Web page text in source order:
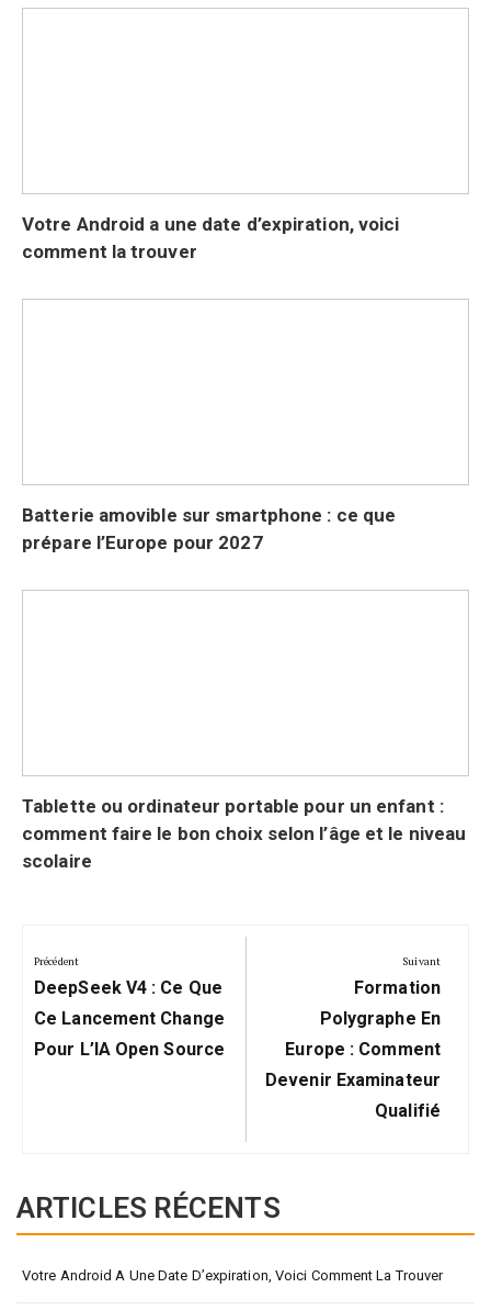
Votre Android a une date d’expiration, voici
comment la trouver
Batterie amovible sur smartphone : ce que
prépare l’Europe pour 2027
Tablette ou ordinateur portable pour un enfant :
comment faire le bon choix selon l’âge et le niveau
scolaire
de
l’article
Précédent
Précédent:
DeepSeek V4 : Ce Que
Ce Lancement Change
Pour L’IA Open Source
Suivant
Suivant:
Formation
Polygraphe En
Europe : Comment
Devenir Examinateur
Qualifié
ARTICLES RÉCENTS
Votre Android A Une Date D’expiration, Voici Comment La Trouver